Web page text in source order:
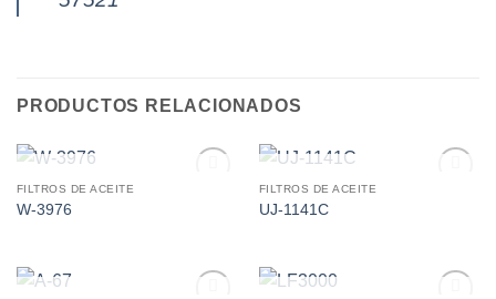
PRODUCTOS RELACIONADOS
AGOTADO
FILTROS DE ACEITE
W-3976
AGOTADO
FILTROS DE ACEITE
UJ-1141C